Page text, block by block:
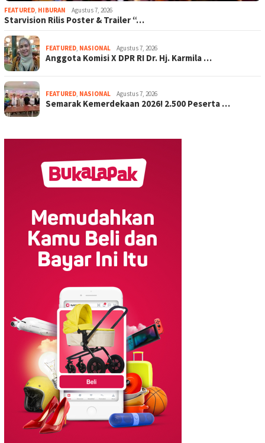
FEATURED HIBURAN Agustus 7, 2026
Starvision Rilis Poster & Trailer “…
FEATURED NASIONAL Agustus 7, 2026
Anggota Komisi X DPR RI Dr. Hj. Karmila …
FEATURED NASIONAL Agustus 7, 2026
Semarak Kemerdekaan 2026! 2.500 Peserta …